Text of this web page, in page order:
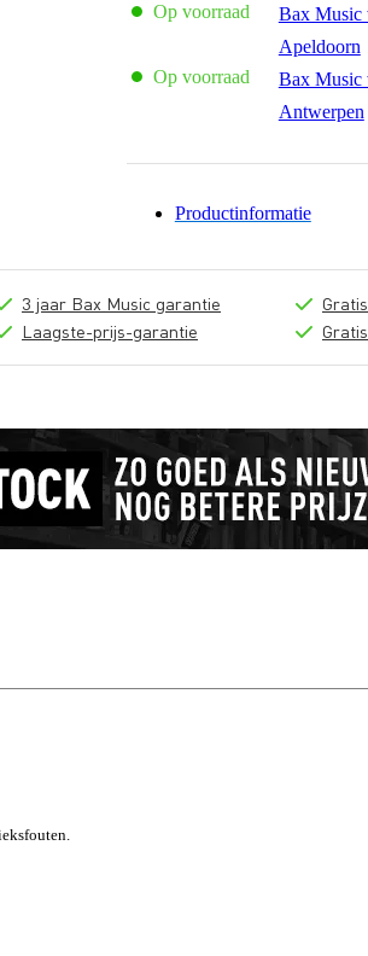
Op voorraad
Bax Music
Apeldoorn
Op voorraad
Bax Music
Antwerpen
Productinformatie
3 jaar Bax Music garantie
Laagste-prijs-garantie